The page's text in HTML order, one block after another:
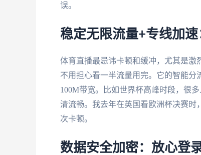
误。
稳定无限流量+专线加
体育直播最忌讳卡顿和缓冲，尤其是激
不用担心看一半流量用完。它的智能
100M带宽。比如世界杯高峰时段，很
清流畅。我去年在英国看欧洲杯决赛时
次卡顿。
数据安全加密：放心登